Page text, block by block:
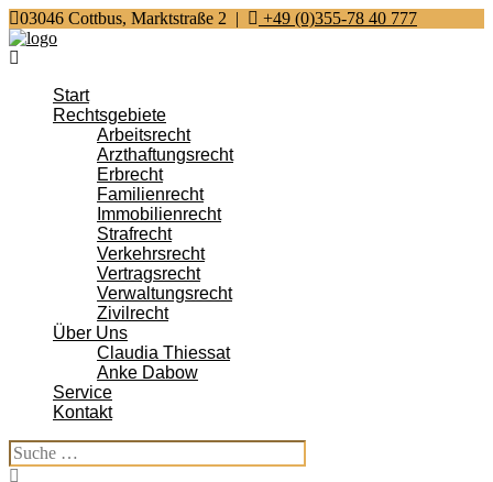
03046 Cottbus, Marktstraße 2 | +49 (0)355-78 40 777
Start
Rechtsgebiete
Arbeitsrecht
Arzt­haftungs­recht
Erb­recht
Familien­recht
Immo­bilien­recht
Straf­recht
Verkehrs­recht
Vertrags­recht
Ver­waltungs­recht
Zivil­recht
Über Uns
Claudia Thiessat
Anke Dabow
Service
Kontakt
Suche
nach: